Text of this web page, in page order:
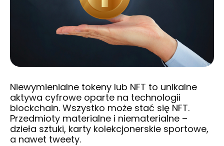
Niewymienialne tokeny lub NFT to unikalne
aktywa cyfrowe oparte na technologii
blockchain. Wszystko może stać się NFT.
Przedmioty materialne i niematerialne –
dzieła sztuki, karty kolekcjonerskie sportowe,
a nawet tweety.